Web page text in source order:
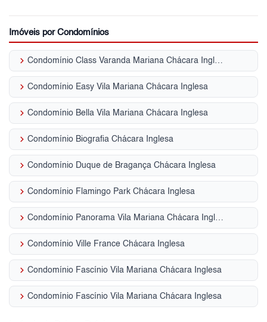
Imóveis por Condomínios
keyboard_arrow_right Condomínio Class Varanda Mariana Chácara Inglesa
keyboard_arrow_right Condomínio Easy Vila Mariana Chácara Inglesa
keyboard_arrow_right Condomínio Bella Vila Mariana Chácara Inglesa
keyboard_arrow_right Condomínio Biografia Chácara Inglesa
keyboard_arrow_right Condomínio Duque de Bragança Chácara Inglesa
keyboard_arrow_right Condomínio Flamingo Park Chácara Inglesa
keyboard_arrow_right Condomínio Panorama Vila Mariana Chácara Inglesa
keyboard_arrow_right Condomínio Ville France Chácara Inglesa
keyboard_arrow_right Condomínio Fascínio Vila Mariana Chácara Inglesa
keyboard_arrow_right Condomínio Fascínio Vila Mariana Chácara Inglesa